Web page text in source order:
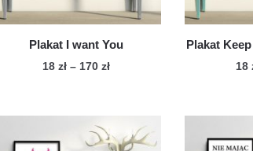
produktu
Plakat I want You
18zł – 170złZakres
do
produkt
ma
Plakat
18